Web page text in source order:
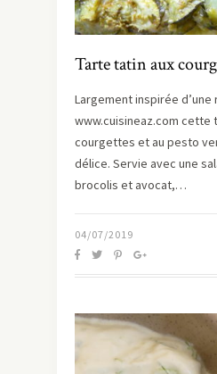
Tarte tatin aux
Largement inspirée
www.cuisineaz.com cette
courgettes et au pesto
délice. Servie avec une
brocolis et avocat,…
04/07/2019